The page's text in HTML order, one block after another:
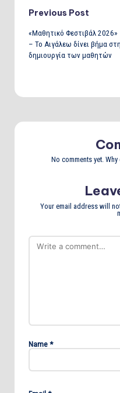
Post
navigation
Previous Post
«Μαθητικό Φεστιβάλ 2026»
– Το Αιγάλεω δίνει βήμα στη
δημιουργία των μαθητών
No comments yet.
Your email address will
Name *